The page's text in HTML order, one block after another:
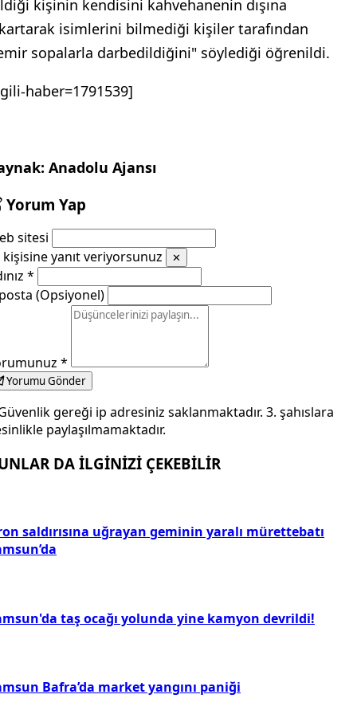
kişinin kendisini kahvehanenin dışına
isimlerini bilmediği kişiler tarafından
sopalarla darbedildiğini" söylediği öğrenildi.
haber=1791539]
Anadolu Ajansı
Yorum Yap
sitesi
kişisine yanıt veriyorsunuz
✕
*
(Opsiyonel)
*
Yorumu Gönder
gereği ip adresiniz saklanmaktadır. 3. şahıslara
paylaşılmamaktadır.
DA İLGİNİZİ ÇEKEBİLİR
saldırısına uğrayan geminin yaralı mürettebatı
taş ocağı yolunda yine kamyon devrildi!
Bafra’da market yangını paniği